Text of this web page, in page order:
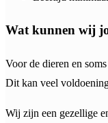
Wat kunnen wij
Voor de dieren en
Dit kan veel
Wij zijn een gezellige